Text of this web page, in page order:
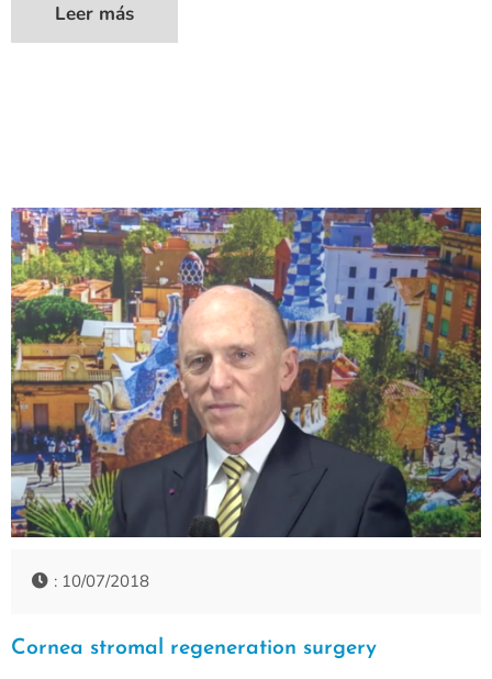
Leer más
: 10/07/2018
Cornea stromal regeneration surgery